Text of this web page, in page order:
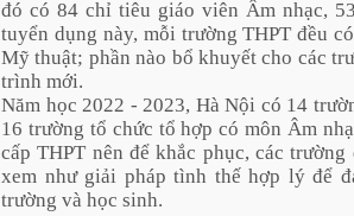
đó có 84 chỉ tiêu giáo viên Âm nhạc,
tuyển dụng này, mỗi trường THPT đều
Mỹ thuật; phần nào bổ khuyết cho các
trình mới.
Năm học 2022 - 2023, Hà Nội có 14
16 trường tổ chức tổ hợp có môn Âm
cấp THPT nên để khắc phục, các
xem như giải pháp tình thế hợp lý để
trường và học sinh.